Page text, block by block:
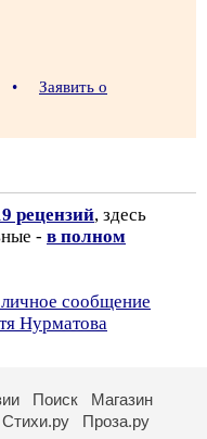
•
Заявить о
рецензий, здесь
- в полном
сообщение
Нурматова
Поиск
Магазин
Стихи.ру Проза.ру